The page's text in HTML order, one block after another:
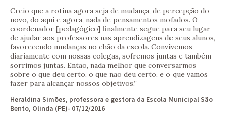
Creio que a rotina agora seja de mudança, de percepção do
novo, do aqui e agora, nada de pensamentos mofados. O
coordenador [pedagógico] finalmente segue para seu lugar
de ajudar aos professores nas aprendizagens de seus alunos,
favorecendo mudanças no chão da escola. Convivemos
diariamente com nossas colegas, sofremos juntas e também
sorrimos juntas. Então, nada melhor que conversarmos
sobre o que deu certo, o que não deu certo, e o que vamos
fazer para alcançar nossos objetivos.”
Heraldina Simões, professora e gestora da Escola Municipal São
Bento, Olinda (PE)- 07/12/2016